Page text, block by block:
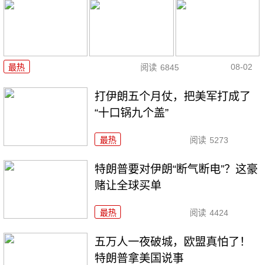
最热 阅读 6845 08-02
打伊朗五个月仗，把美军打成了
“十口锅九个盖”
最热 阅读 5273
特朗普要对伊朗“断气断电”？这豪
赌让全球买单
最热 阅读 4424
五万人一夜破城，欧盟真怕了！
特朗普拿美国说事